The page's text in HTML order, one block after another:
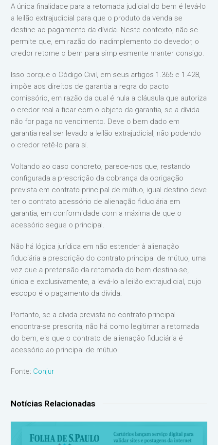
A única finalidade para a retomada judicial do bem é levá-lo
a leilão extrajudicial para que o produto da venda se
destine ao pagamento da dívida. Neste contexto, não se
permite que, em razão do inadimplemento do devedor, o
credor retome o bem para simplesmente manter consigo.
Isso porque o Código Civil, em seus artigos 1.365 e 1.428,
impõe aos direitos de garantia a regra do pacto
comissório, em razão da qual é nula a cláusula que autoriza
o credor real a ficar com o objeto da garantia, se a dívida
não for paga no vencimento. Deve o bem dado em
garantia real ser levado a leilão extrajudicial, não podendo
o credor retê-lo para si.
Voltando ao caso concreto, parece-nos que, restando
configurada a prescrição da cobrança da obrigação
prevista em contrato principal de mútuo, igual destino deve
ter o contrato acessório de alienação fiduciária em
garantia, em conformidade com a máxima de que o
acessório segue o principal.
Não há lógica jurídica em não estender à alienação
fiduciária a prescrição do contrato principal de mútuo, uma
vez que a pretensão da retomada do bem destina-se,
única e exclusivamente, a levá-lo a leilão extrajudicial, cujo
escopo é o pagamento da dívida.
Portanto, se a dívida prevista no contrato principal
encontra-se prescrita, não há como legitimar a retomada
do bem, eis que o contrato de alienação fiduciária é
acessório ao principal de mútuo.
Fonte: Conjur
Notícias Relacionadas